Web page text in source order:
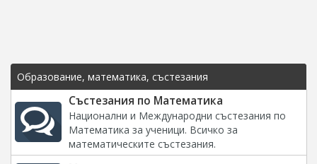
Образование, математика, състезания
Състезания по Математика
Национални и Международни състезания по
Математика за ученици. Всичко за
математическите състезания.